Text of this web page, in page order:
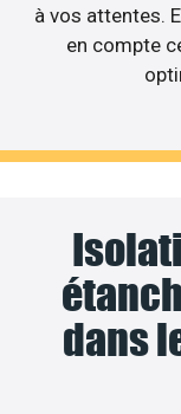
à vos attentes.
en compte
dans